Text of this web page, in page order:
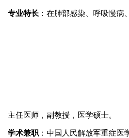
专业特长 ：在肺部感染、呼吸慢
主任医师，副教授，医学硕士。
学术兼职 ：中国人民解放军重症